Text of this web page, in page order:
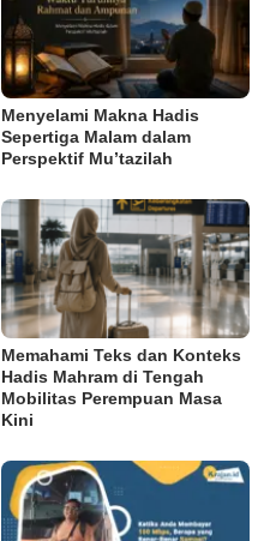
Menyelami Makna Hadis
Sepertiga Malam dalam
Perspektif Mu’tazilah
Memahami Teks dan Konteks
Hadis Mahram di Tengah
Mobilitas Perempuan Masa
Kini